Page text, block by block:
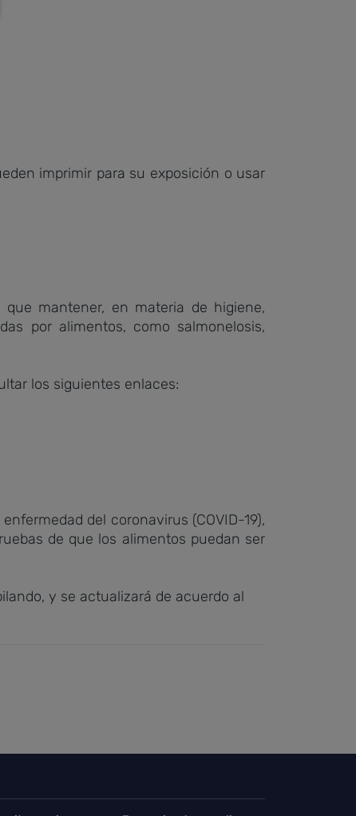
imprimir para su exposición o usar
mantener, en materia de higiene,
por alimentos, como salmonelosis,
los siguientes enlaces:
del coronavirus (COVID-19),
de que los alimentos puedan ser
y se actualizará de acuerdo al